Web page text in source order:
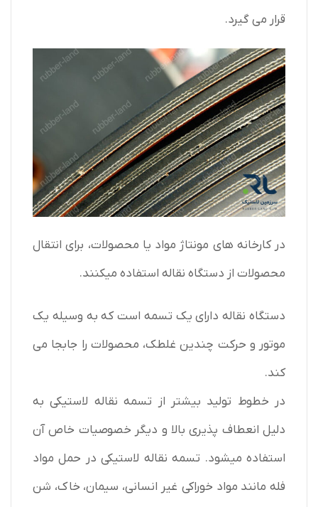
قرار می گیرد.
در کارخانه های مونتاژ مواد یا محصولات، برای انتقال
محصولات از دستگاه نقاله استفاده میکنند.
دستگاه نقاله دارای یک تسمه است که به وسیله یک
موتور و حرکت چندین غلطک، محصولات را جابجا می
کند.
در خطوط تولید بیشتر از تسمه نقاله لاستیکی به
دلیل انعطاف پذیری بالا و دیگر خصوصیات خاص آن
استفاده میشود. تسمه نقاله لاستیکی در حمل مواد
فله مانند مواد خوراکی غیر انسانی، سیمان، خاک، شن